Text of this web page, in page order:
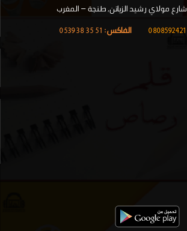
شارع مولاي رشيد الزياتن, طنجة – المغرب
الفاكس: